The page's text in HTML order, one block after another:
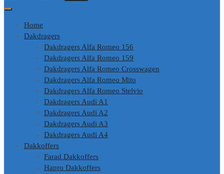
Home
Dakdragers
Dakdragers Alfa Romeo 156
Dakdragers Alfa Romeo 159
Dakdragers Alfa Romeo Crosswagen
Dakdragers Alfa Romeo Mito
Dakdragers Alfa Romeo Stelvio
Dakdragers Audi A1
Dakdragers Audi A2
Dakdragers Audi A3
Dakdragers Audi A4
Dakkoffers
Farad Dakkoffers
Hapro Dakkoffers